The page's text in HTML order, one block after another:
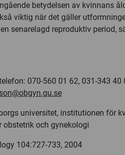
betydelsen av kvinnans
viktig när det gäller
senarelagd reproduktiv period,
070-560 01 62, 031-343 40
universitet, institutionen för
obstetrik och gynekologi
104:727-733, 2004